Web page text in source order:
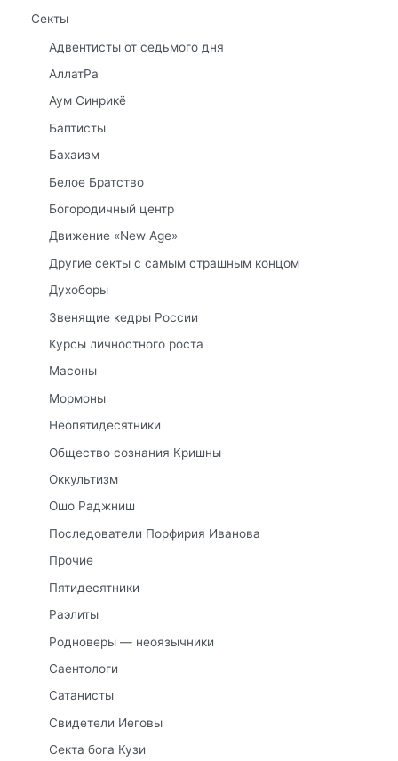
Секты
Адвентисты от седьмого дня
АллатРа
Аум Синрикё
Баптисты
Бахаизм
Белое Братство
Богородичный центр
Движение «New Age»
Другие секты с самым страшным концом
Духоборы
Звенящие кедры России
Курсы личностного роста
Масоны
Мормоны
Неопятидесятники
Общество сознания Кришны
Оккультизм
Ошо Раджниш
Последователи Порфирия Иванова
Прочие
Пятидесятники
Раэлиты
Родноверы — неоязычники
Саентологи
Сатанисты
Свидетели Иеговы
Секта бога Кузи